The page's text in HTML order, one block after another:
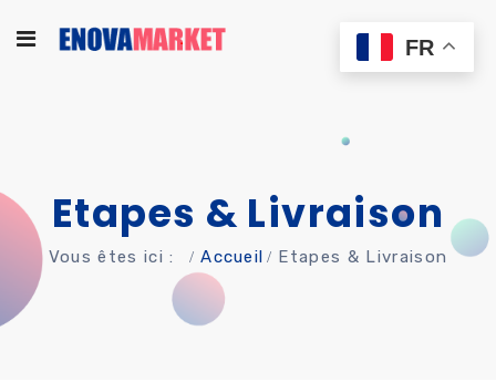
FR
Etapes & Livraison
Vous êtes ici : Accueil Etapes & Livraison